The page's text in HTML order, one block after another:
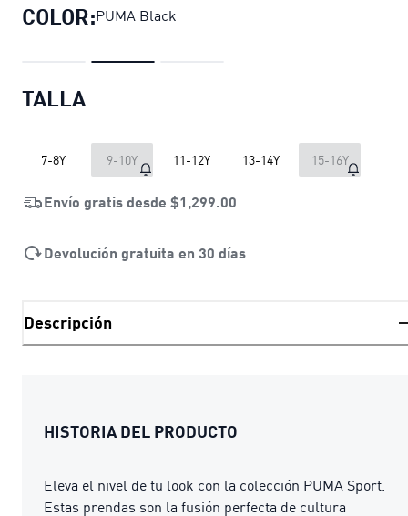
COLOR:PUMA Black
TALLA
7-8Y 9-10Y 11-12Y 13-14Y 15-16Y
Envío gratis desde $1,299.00
Devolución gratuita en 30 días
Descripción
HISTORIA DEL PRODUCTO
Eleva el nivel de tu look con la colección PUMA Sport.
Estas prendas son la fusión perfecta de cultura